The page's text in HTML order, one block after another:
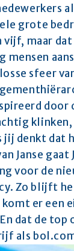
grote
maar
mensen
sfeer
jij denkt
Janse gaat
voor de
Zo blijft
er een
dat de top
als